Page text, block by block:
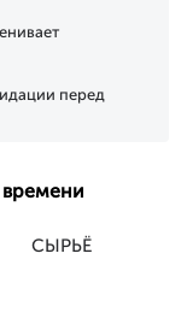
перед
времени
СЫРЬЁ